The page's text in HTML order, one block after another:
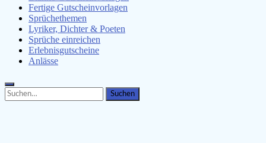
Fertige Gutscheinvorlagen
Sprüchethemen
Lyriker, Dichter & Poeten
Sprüche einreichen
Erlebnisgutscheine
Anlässe
Search
for:
Search